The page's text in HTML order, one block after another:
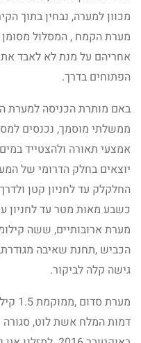
מכוון למערה, נבחין בתוך
מערת הקמח , המסלול מסומן
אחריהם על מנת לא לאבד את
הפתוחים בדרך.
באם מותרת הכניסה למערת
ממשלתי מוסמך, נכנסים
אמצעי תאורה ולהצטייד
יוצאים בחלק הדרומי של
החלקלק עד לחניון קטן
כשבע מאות מטר עד לחניון
מערת ארובותיים, ששה
גישה קלה לביקור.
דמות המלח אשת לוט,